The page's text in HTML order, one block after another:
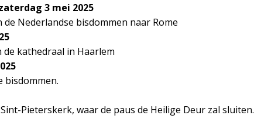
3 mei 2025
Nederlandse bisdommen naar Rome
de kathedraal in Haarlem
bisdommen.
Pieterskerk, waar de paus de Heilige Deur zal sluiten.